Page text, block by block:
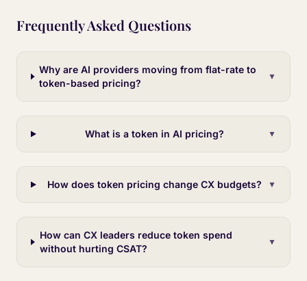
Frequently Asked Questions
Why are AI providers moving from flat-rate to
token-based pricing?
▼
What is a token in AI pricing? ▼
How does token pricing change CX budgets? ▼
How can CX leaders reduce token spend
without hurting CSAT?
▼